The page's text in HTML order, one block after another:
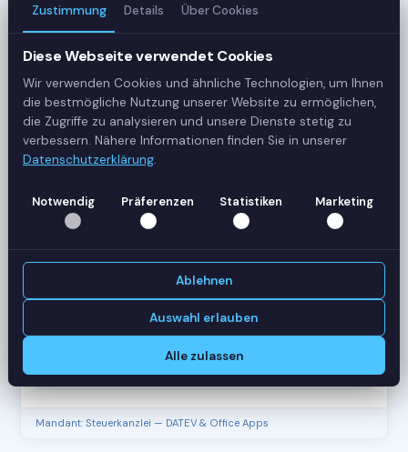
3
42
Sessions
SERVER-AUSLASTUNG
RDS-SRV01
18 Sessions
RAM
78%
RDS-SRV02
14 Sessions
RAM
61%
Mandant: Steuerkanzlei — DATEV & Office Apps
Zustimmung Details Über Cookies
Diese Webseite verwendet Cookies
Wir verwenden Cookies und ähnliche Technologien, um Ihnen
die bestmögliche Nutzung unserer Website zu ermöglichen,
die Zugriffe zu analysieren und unsere Dienste stetig zu
verbessern. Nähere Informationen finden Sie in unserer
Datenschutzerklärung.
Notwendig Präferenzen Statistiken Marketing
Ablehnen
Auswahl erlauben
Alle zulassen